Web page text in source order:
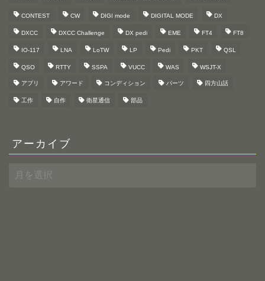
CONTEST CW DIGI mode DIGITAL MODE DX
DXCC DXCC Challenge DX pedi EME FT4 FT8
IO-117 LNA LoTW LP Pedi PKT QSL
QSO RTTY SSPA VUCC WAS WSJT-X
アプリ アワード コンディション パーツ 四方山話
工作 自作 衛星通信 部品
アーカイブ
ー